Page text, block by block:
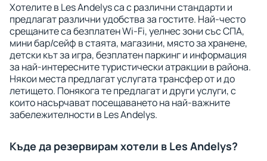
Хотелите в Les Andelys са с различни стандарти и
предлагат различни удобства за гостите. Най-често
срещаните са безплатен Wi-Fi, уелнес зони със СПА,
мини бар/сейф в стаята, магазини, място за хранене,
детски кът за игра, безплатен паркинг и информация
за най-интересните туристически атракции в района.
Някои места предлагат услугата трансфер от и до
летището. Понякога те предлагат и други услуги, с
които насърчават посещаването на най-важните
забележителности в Les Andelys.
Къде да резервирам хотели в Les Andelys?